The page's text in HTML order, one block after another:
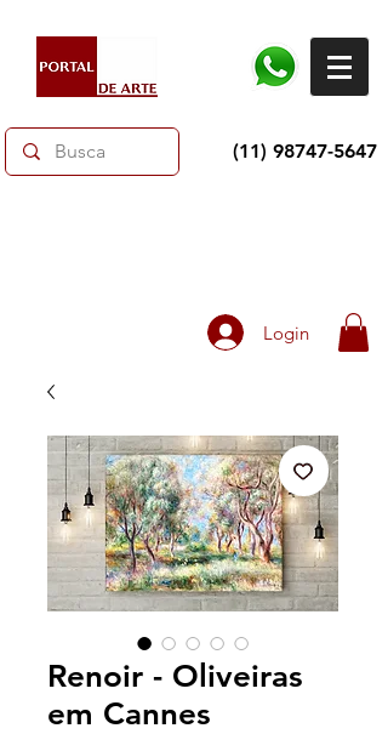
(11) 98747-5647
Login
Renoir - Oliveiras
em Cannes